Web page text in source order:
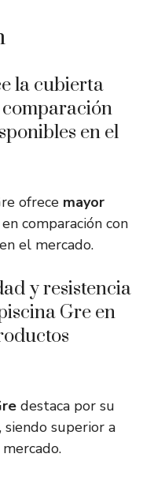
la cubierta
en el
ofrece mayor
comparación con
el mercado.
y resistencia
Gre en
destaca por su
, siendo superior a